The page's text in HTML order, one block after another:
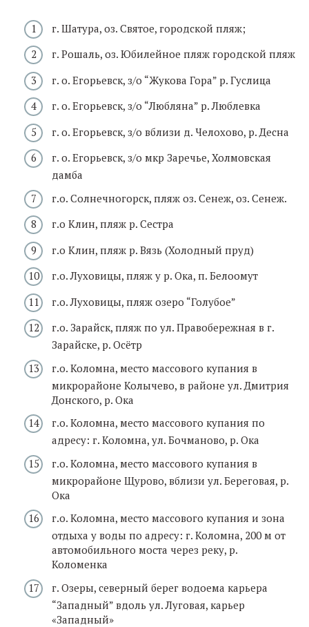
г. Шатура, оз. Святое, городской пляж;
г. Рошаль, оз. Юбилейное пляж городской пляж
г. о. Егорьевск, з/о “Жукова Гора” р. Гуслица
г. о. Егорьевск, з/о “Любляна” р. Люблевка
г. о. Егорьевск, з/о вблизи д. Челохово, р. Десна
г. о. Егорьевск, з/о мкр Заречье, Холмовская
дамба
г.о. Солнечногорск, пляж оз. Сенеж, оз. Сенеж.
г.о Клин, пляж р. Сестра
г.о Клин, пляж р. Вязь (Холодный пруд)
г.о. Луховицы, пляж у р. Ока, п. Белоомут
г.о. Луховицы, пляж озеро “Голубое”
г.о. Зарайск, пляж по ул. Правобережная в г.
Зарайске, р. Осётр
г.о. Коломна, место массового купания в
микрорайоне Колычево, в районе ул. Дмитрия
Донского, р. Ока
г.о. Коломна, место массового купания по
адресу: г. Коломна, ул. Бочманово, р. Ока
г.о. Коломна, место массового купания в
микрорайоне Щурово, вблизи ул. Береговая, р.
Ока
г.о. Коломна, место массового купания и зона
отдыха у воды по адресу: г. Коломна, 200 м от
автомобильного моста через реку, р.
Коломенка
г. Озеры, северный берег водоема карьера
“Западный” вдоль ул. Луговая, карьер
«Западный»